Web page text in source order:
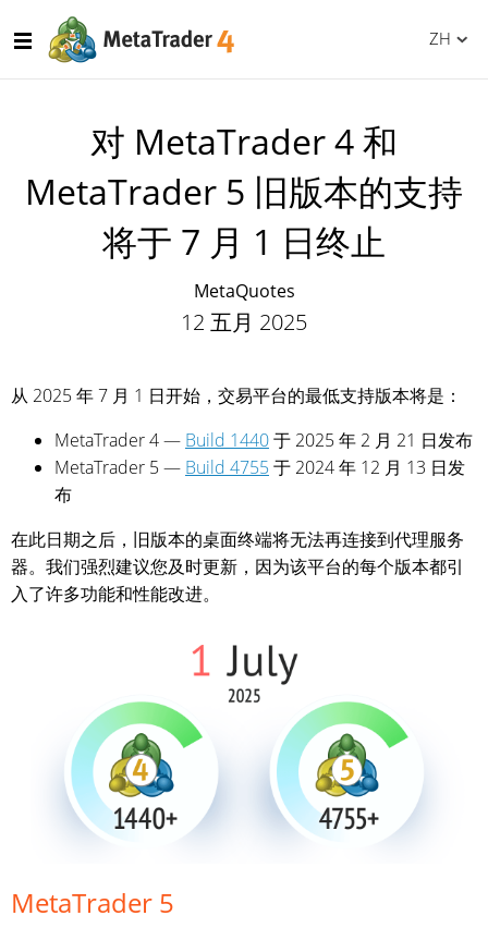
ZH
对 MetaTrader 4 和
MetaTrader 5 旧版本的支持
将于 7 月 1 日终止
MetaQuotes
12 五月 2025
从 2025 年 7 月 1 日开始，交易平台的最低支持版本将是：
MetaTrader 4 — Build 1440于 2025 年 2 月 21 日发布
MetaTrader 5 — Build 4755 于 2024 年 12 月 13 日发
布
在此日期之后，旧版本的桌面终端将无法再连接到代理服务
器。我们强烈建议您及时更新，因为该平台的每个版本都引
入了许多功能和性能改进。
MetaTrader 5